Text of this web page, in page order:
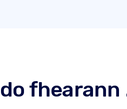
fhearann